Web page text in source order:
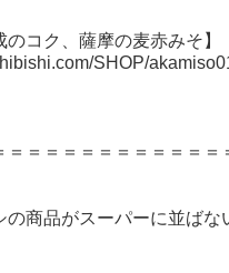
のコク、薩摩の麦赤みそ】
SHOP/
＝＝＝＝＝＝＝＝＝＝＝
の商品がスーパーに並ばな